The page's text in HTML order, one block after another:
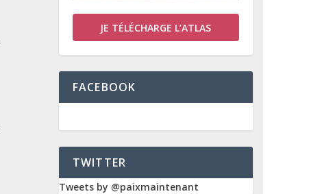
JE TÉLÉCHARGE L’ATLAS
FACEBOOK
TWITTER
Tweets by @paixmaintenant